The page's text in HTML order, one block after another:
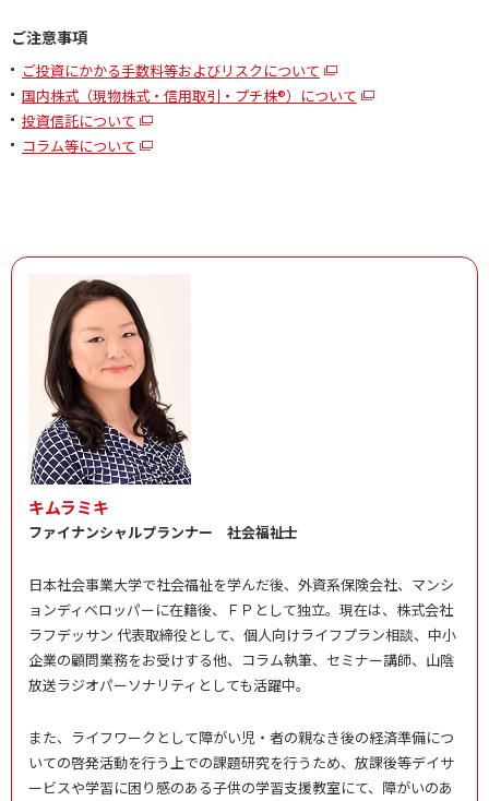
ご注意事項
ご投資にかかる手数料等およびリスクについて
国内株式（現物株式・信用取引・プチ株®）について
投資信託について
コラム等について
キムラミキ
ファイナンシャルプランナー 社会福祉士
日本社会事業大学で社会福祉を学んだ後、外資系保険会社、マンシ
ョンディベロッパーに在籍後、ＦＰとして独立。現在は、株式会社
ラフデッサン 代表取締役として、個人向けライフプラン相談、中小
企業の顧問業務をお受けする他、コラム執筆、セミナー講師、山陰
放送ラジオパーソナリティとしても活躍中。
また、ライフワークとして障がい児・者の親なき後の経済準備につ
いての啓発活動を行う上での課題研究を行うため、放課後等デイサ
ービスや学習に困り感のある子供の学習支援教室にて、障がいのあ